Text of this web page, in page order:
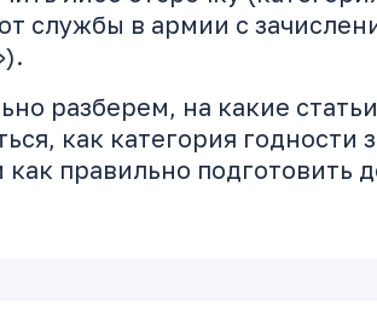
службы в армии с
разберем, на какие
как категория годности
как правильно подготовить